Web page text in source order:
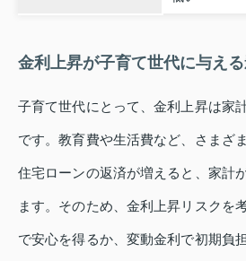
金利上昇が子育て世代に与え
子育て世代にとって、金利上昇は家
です。教育費や生活費など、さまざ
住宅ローンの返済が増えると、家計
ます。そのため、金利上昇リスクを
で安心を得るか、変動金利で初期負